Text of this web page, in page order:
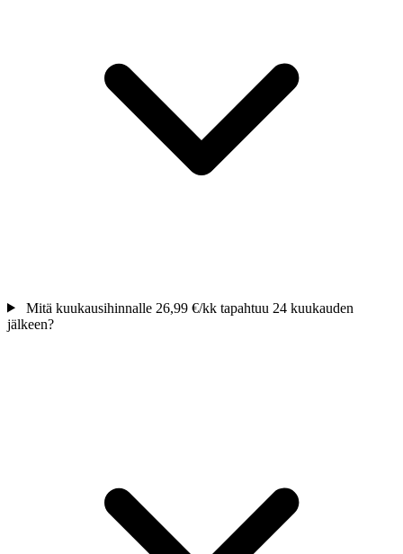
Mitä kuukausihinnalle 26,99 €/kk tapahtuu 24 kuukauden
jälkeen?